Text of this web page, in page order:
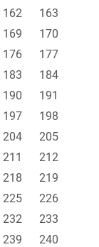
162
163
169
170
176
177
183
184
190
191
197
198
204
205
211
212
218
219
225
226
232
233
239
240